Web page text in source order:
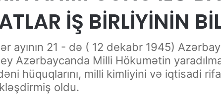
İŞ BİRLİYİNİN
ayının 21 - də ( 12 dekabr 1945)
Azərbaycanda Milli Hökumətin
hüquqlarını, milli kimliyini və iqtisadi
oldu.